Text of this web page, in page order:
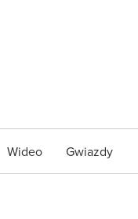
Wideo Gwiazdy